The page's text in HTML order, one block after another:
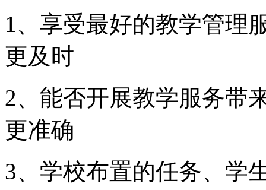
1、享受最好的教学管理
更及时
2、能否开展教学服务带
更准确
3、学校布置的任务、学